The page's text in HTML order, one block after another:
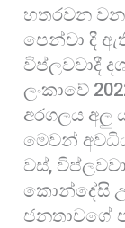
හතරවන වන
පෙන්වා දී
විප්ලවවාදී
ලංකාවේ
අරගලය
මෙවන්
වස්,
කොන්දේසි
ජනතාවගේ